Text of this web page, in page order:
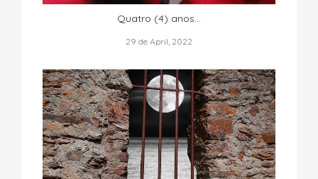
Quatro (4) anos…
29 de April, 2022